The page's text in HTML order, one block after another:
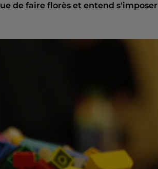
de faire florès et entend s'imposer